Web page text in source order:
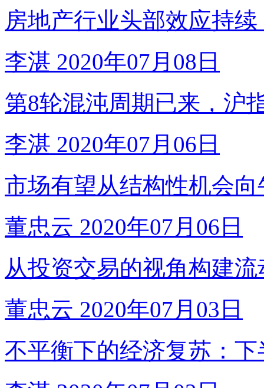
房地产行业头部效应持
李湛 2020年07月08日
第8轮混沌周期已来，沪
李湛 2020年07月06日
市场有望从结构性机会
董忠云 2020年07月06日
从投资交易的视角构建
董忠云 2020年07月03日
不平衡下的经济复苏：